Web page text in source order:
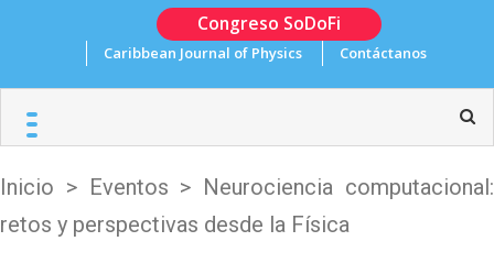
content
Congreso SoDoFi
Caribbean Journal of Physics Contáctanos
Inicio > Eventos > Neurociencia computacional:
retos y perspectivas desde la Física